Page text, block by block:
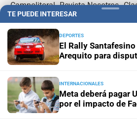
Campolitoral Revista Nosotros
Podcasts Mirador Provincial
Notife
Hemeroteca Digital (1930-1979)
TE PUEDE INTERESAR
DEPORTES
El Rally
Arequito para
INTERNACIONALES
Meta deberá pagar
por el impacto de